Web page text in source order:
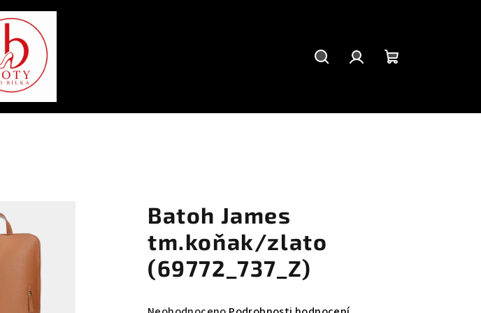
košík
Batoh James
tm.koňak/zlato
(69772_737_Z)